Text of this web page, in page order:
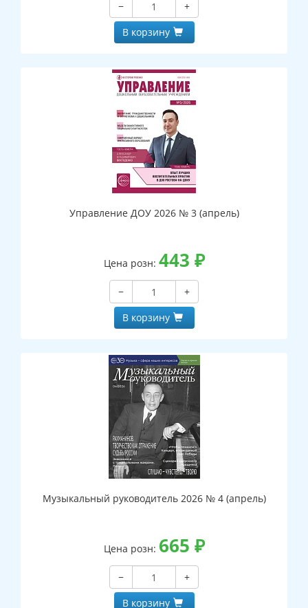
−
+
В корзину
Управление ДОУ 2026 № 3 (апрель)
Цена розн: 443 ₽
−
+
В корзину
Музыкальный руководитель 2026 № 4 (апрель)
Цена розн: 665 ₽
−
+
В корзину